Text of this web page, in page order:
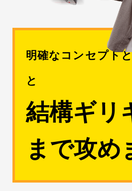
明確なコンセプト
と
結構ギリ
まで攻め